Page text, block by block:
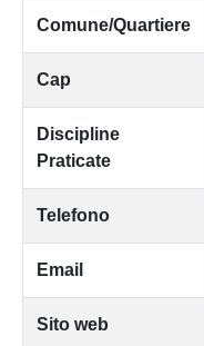
Comune/Quartiere
Cap
Discipline
Praticate
Telefono
Email
Sito web